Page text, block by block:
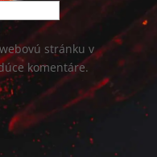
stránku v
komentáre.